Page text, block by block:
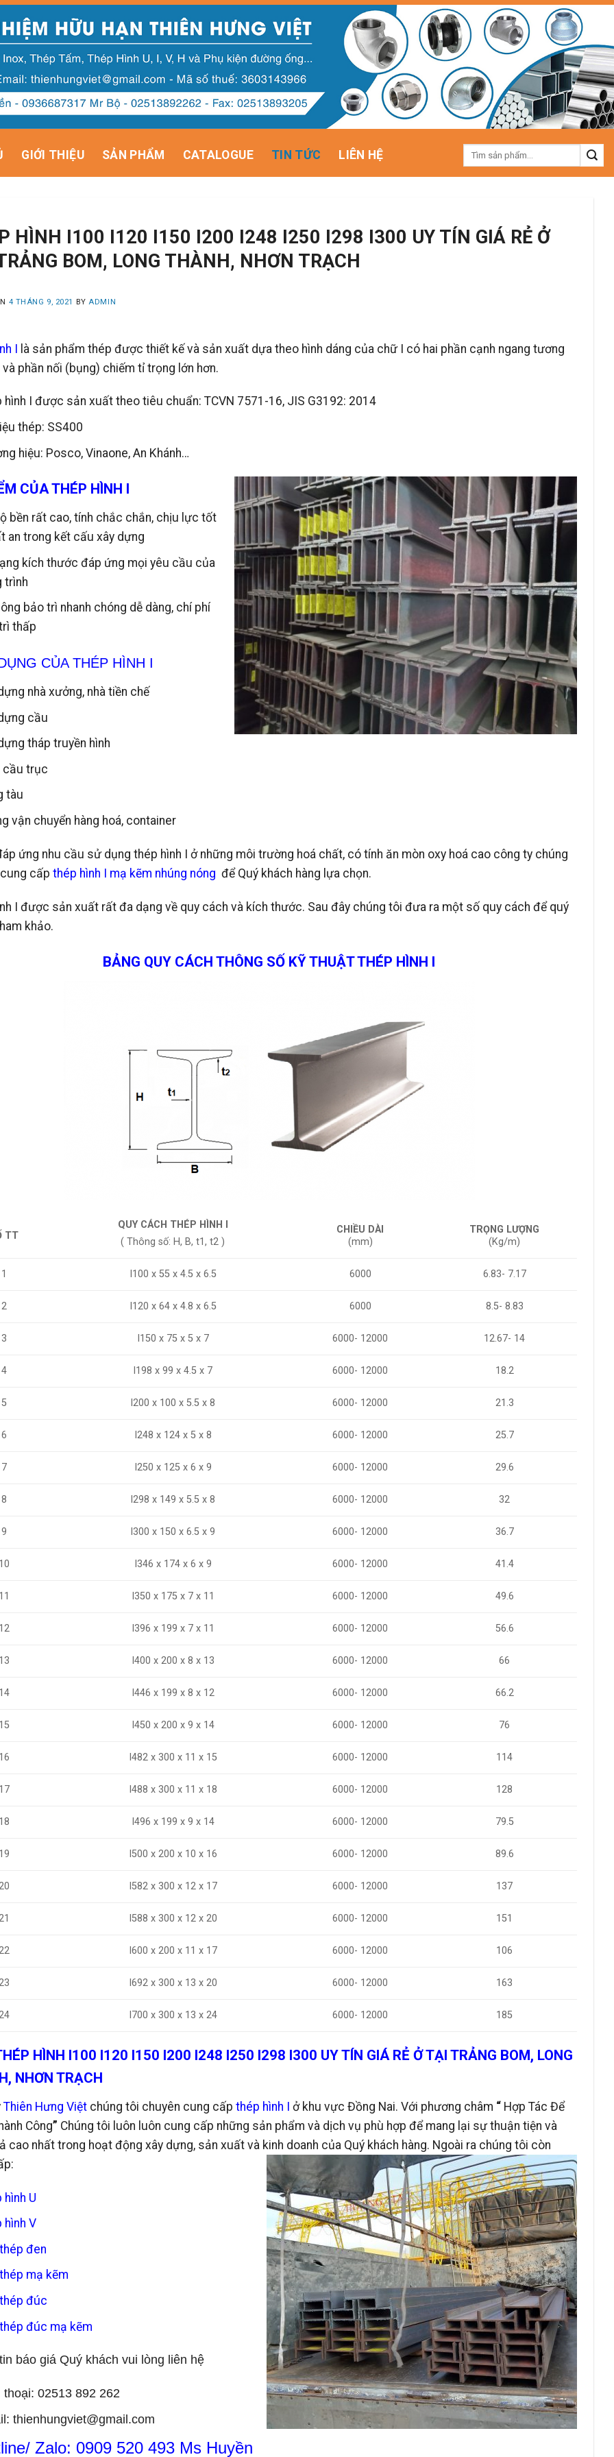
GIỚI THIỆU SẢN PHẨM CATALOGUE TIN TỨC LIÊN HỆ
Tìm
HÌNH I100 I120 I150 I200 I248 I250 I298 I300 UY TÍN GIÁ RẺ Ở
BOM, LONG THÀNH, NHƠN TRẠCH
4 THÁNG 9, 2021 BYADMIN
I là sản phẩm thép được thiết kế và sản xuất dựa theo hình dáng của chữ I có hai phần cạnh ngang tương
phần nối (bụng) chiếm tỉ trọng lớn hơn.
hình I được sản xuất theo tiêu chuẩn: TCVN 7571-16, JIS G3192: 2014
thép: SS400
hiệu: Posco, Vinaone, An Khánh…
CỦA THÉP HÌNH I
bền rất cao, tính chắc chắn, chịu lực tốt
an trong kết cấu xây dựng
kích thước đáp ứng mọi yêu cầu của
trình
bảo trì nhanh chóng dễ dàng, chí phí
thấp
CỦA THÉP HÌNH I
nhà xưởng, nhà tiền chế
cầu
tháp truyền hình
cầu trục
tàu
vận chuyển hàng hoá, container
ứng nhu cầu sử dụng thép hình I ở những môi trường hoá chất, có tính ăn mòn oxy hoá cao công ty chúng
cấp thép hình I mạ kẽm nhúng nóng để Quý khách hàng lựa chọn.
I được sản xuất rất đa dạng về quy cách và kích thước. Sau đây chúng tôi đưa ra một số quy cách để quý
khảo.
BẢNG QUY CÁCH THÔNG SỐ KỸ THUẬT THÉP HÌNH I
TT
QUY CÁCH THÉP HÌNH I
( Thông số: H, B, t1, t2 )
CHIỀU DÀI
(mm)
TRỌNG LƯỢNG
(Kg/m)
1 I100 x 55 x 4.5 x 6.5 6000 6.83- 7.17
2 I120 x 64 x 4.8 x 6.5 6000 8.5- 8.83
3 I150 x 75 x 5 x 7 6000- 12000 12.67- 14
4 I198 x 99 x 4.5 x 7 6000- 12000 18.2
5 I200 x 100 x 5.5 x 8 6000- 12000 21.3
6 I248 x 124 x 5 x 8 6000- 12000 25.7
7 I250 x 125 x 6 x 9 6000- 12000 29.6
8 I298 x 149 x 5.5 x 8 6000- 12000 32
9 I300 x 150 x 6.5 x 9 6000- 12000 36.7
I346 x 174 x 6 x 9 6000- 12000 41.4
I350 x 175 x 7 x 11 6000- 12000 49.6
I396 x 199 x 7 x 11 6000- 12000 56.6
I400 x 200 x 8 x 13 6000- 12000 66
I446 x 199 x 8 x 12 6000- 12000 66.2
I450 x 200 x 9 x 14 6000- 12000 76
I482 x 300 x 11 x 15 6000- 12000 114
I488 x 300 x 11 x 18 6000- 12000 128
I496 x 199 x 9 x 14 6000- 12000 79.5
I500 x 200 x 10 x 16 6000- 12000 89.6
I582 x 300 x 12 x 17 6000- 12000 137
I588 x 300 x 12 x 20 6000- 12000 151
I600 x 200 x 11 x 17 6000- 12000 106
I692 x 300 x 13 x 20 6000- 12000 163
I700 x 300 x 13 x 24 6000- 12000 185
HÌNH I100 I120 I150 I200 I248 I250 I298 I300 UY TÍN GIÁ RẺ Ở TẠI TRẢNG BOM, LONG
NHƠN TRẠCH
Thiên Hưng Việt chúng tôi chuyên cung cấp thép hình I ở khu vực Đồng Nai. Với phương châm “ Hợp Tác Để
Công” Chúng tôi luôn luôn cung cấp những sản phẩm và dịch vụ phù hợp để mang lại sự thuận tiện và
cao nhất trong hoạt động xây dựng, sản xuất và kinh doanh của Quý khách hàng. Ngoài ra chúng tôi còn
hình U
hình V
đen
mạ kẽm
đúc
đúc mạ kẽm
báo giá Quý khách vui lòng liên hệ
02513 892 262
thienhungviet@gmail.com
Zalo: 0909 520 493 Ms Huyền